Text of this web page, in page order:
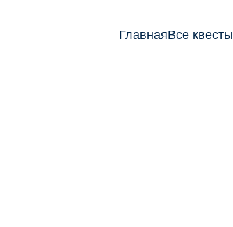
ГлавнаяВсе квесты